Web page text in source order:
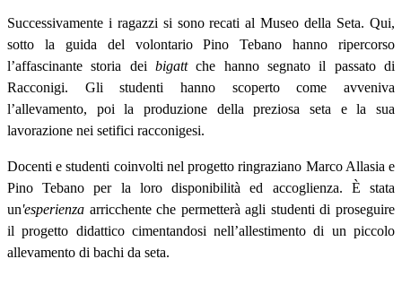
Successivamente i ragazzi si sono recati al Museo della Seta. Qui,
sotto la guida del volontario Pino Tebano hanno ripercorso
l’affascinante storia dei bigattche hanno segnato il passato di
Racconigi. Gli studenti hanno scoperto come avveniva
l’allevamento, poi la produzione della preziosa seta e la sua
lavorazione nei setifici racconigesi.
Docenti e studenti coinvolti nel progetto ringraziano Marco Allasia e
Pino Tebano per la loro disponibilità ed accoglienza. È stata
un'esperienza arricchente che permetterà agli studenti di proseguire
il progetto didattico cimentandosi nell’allestimento di un piccolo
allevamento di bachi da seta.